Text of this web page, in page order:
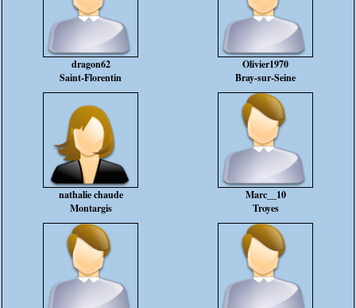
dragon62
Saint-Florentin
Olivier1970
Bray-sur-Seine
nathalie chaude
Montargis
Marc__10
Troyes